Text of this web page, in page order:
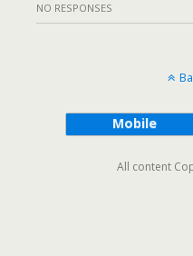
NO RESPONSES
Mobile
All content